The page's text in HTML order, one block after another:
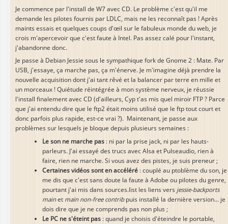
Je commence par l'install de W7 avec CD. Le problème c'est qu'il me
demande les pilotes fournis par LDLC, mais ne les reconnaît pas ! Après
maints essais et quelques coups d'œil sur le fabuleux monde du web, je
crois m'apercevoir que c'est faute à Intel. Pas assez calé pour l'instant,
j'abandonne donc.
Je passe à Debian Jessie sous le sympathique fork de Gnome 2 : Mate. Par
USB, j'essaye, ça marche pas, ça m'énerve. Je m'imagine déjà prendre la
nouvelle acquisition dont j'ai tant rêvé et la balancer par terre en mille et
un morceaux ! Quiétude réintégrée à mon système nerveux, je réussie
l'install finalement avec CD (d'ailleurs, Cyp t'as mis quel miroir FTP ? Parce
que j'ai entendu dire que le ftp2 était moins utilisé que le ftp tout court et
donc parfois plus rapide, est-ce vrai ?). Maintenant, je passe aux
problèmes sur lesquels je bloque depuis plusieurs semaines :
Le son ne marche pas : ni par la prise jack, ni par les hauts-
parleurs. J'ai essayé des trucs avec Alsa et Pulseaudio, rien à
faire, rien ne marche. Si vous avez des pistes, je suis preneur ;
Certaines vidéos sont en accéléré : couplé au ptoblème du son, je
me dis que c'est sans doute la faute à Adobe ou pilotes du genre,
pourtant j'ai mis dans sources.list les liens vers jessie-backports
mainet main non-free contribpuis installé la dernière version... je
dois dire que je ne comprends pas non plus ;
Le PC ne s'éteint pas : quand je choisis d'éteindre le portable,